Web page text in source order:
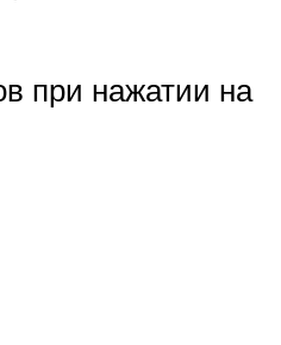
при нажатии на